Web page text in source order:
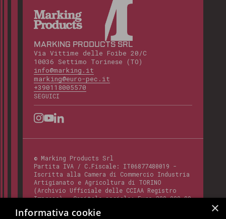
MARKING PRODUCTS SRL
Via Vittime delle Foibe 20/C
10036 Settimo Torinese (TO)
info@marking.it
marking@euro-pec.it
+390118005570
SEGUICI
© Marking Products Srl
Partita IVA / C.Fiscale: IT06877480019 -
Iscritta alla Camera di Commercio Industria
Artigianato e Agricoltura di TORINO
(Archivio Ufficiale delle CCIAA Registro
Imprese) - Capitale sociale: Euro 300.000,00
×
Informativa cookie